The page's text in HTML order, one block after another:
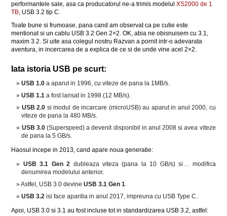
performantele sale, asa ca producatorul ne-a trimis modelulXS2000 de 1
TB, USB 3.2 tip C.
Toate bune si frumoase, pana cand am observat ca pe cutie este
mentionat si un cablu USB 3.2 Gen 2×2. OK, abia ne obisnuisem cu 3.1,
maxim 3.2. Si uite asa colegul nostru Razvan a pornit intr-o adevarata
aventura, in incercarea de a explica de ce si de unde vine acel 2×2.
Iata istoria USB pe scurt:
USB 1.0a aparut in 1996, cu viteze de pana la 1MB/s.
USB 1.1a fost lansat in 1998 (12 MB/s).
USB 2.0 si modul de incarcare (microUSB) au aparut in anul 2000, cu
viteze de pana la 480 MB/s.
USB 3.0 (Superspeed) a devenit disponibil in anul 2008 si avea viteze
de pana la 5 GB/s.
Haosul incepe in 2013, cand apare noua generatie:
USB 3.1 Gen 2 dubleaza viteza (pana la 10 GB/s) si… modifica
denumirea modelului anterior.
Astfel, USB 3.0 devineUSB 3.1 Gen 1.
USB 3.2isi face aparitia in anul 2017, impreuna cu USB Type C.
Apoi, USB 3.0 si 3.1 au fost incluse tot in standardizarea USB 3.2, astfel: